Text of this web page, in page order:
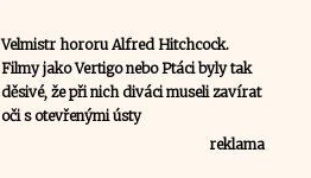
Velmistr hororu Alfred Hitchcock.
Filmy jako Vertigo nebo Ptáci byly tak
děsivé, že při nich diváci museli zavírat
oči s otevřenými ústy
reklama